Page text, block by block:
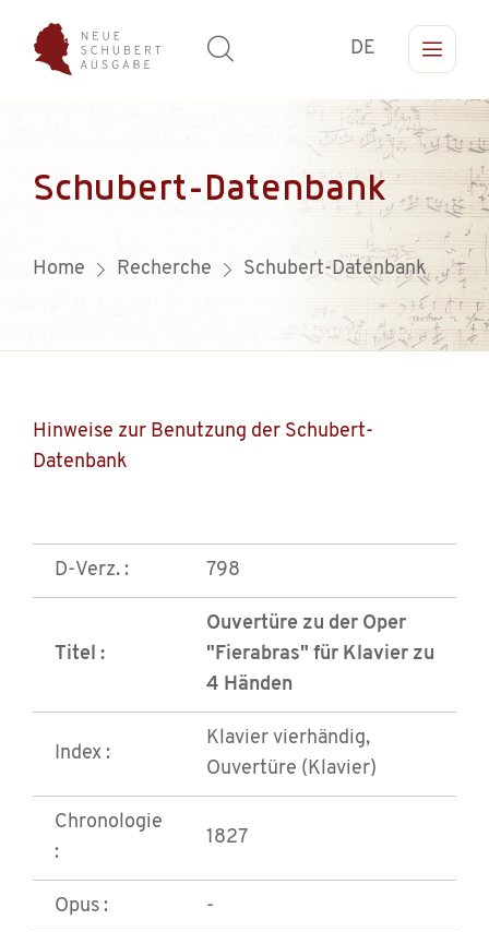
DE
Schubert-Datenbank
Home Recherche Schubert-Datenbank
Hinweise zur Benutzung der Schubert-
Datenbank
D-Verz. : 798
Titel :
Ouvertüre zu der Oper
"Fierabras" für Klavier zu
4 Händen
Index :
Klavier vierhändig,
Ouvertüre (Klavier)
Chronologie
:
1827
Opus : -